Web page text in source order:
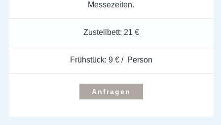
Messezeiten.
Zustellbett: 21 €
Frühstück: 9 € / Person
Anfragen